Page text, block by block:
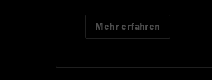
Mehr erfahren